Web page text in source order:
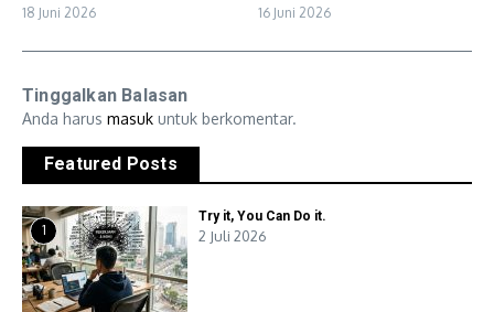
18 Juni 2026 16 Juni 2026
Tinggalkan Balasan
Anda harus masuk untuk berkomentar.
Featured Posts
1
Try it, You Can Do it.
2 Juli 2026